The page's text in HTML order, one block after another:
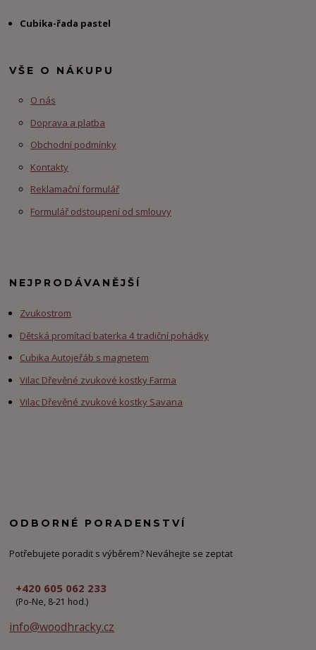
Cubika-řada pastel
VŠE O NÁKUPU
O nás
Doprava a platba
Obchodní podmínky
Kontakty
Reklamační formulář
Formulář odstoupení od smlouvy
NEJPRODÁVANĚJŠÍ
Zvukostrom
Dětská promítací baterka 4 tradiční pohádky
Cubika Autojeřáb s magnetem
Vilac Dřevěné zvukové kostky Farma
Vilac Dřevěné zvukové kostky Savana
ODBORNÉ PORADENSTVÍ
Potřebujete poradit s výběrem? Neváhejte se zeptat
+420 605 062 233
(Po-Ne, 8-21 hod.)
info@woodhracky.cz